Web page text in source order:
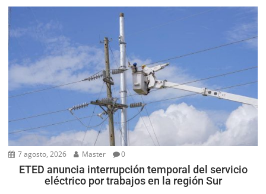
7 agosto, 2026 Master 0
ETED anuncia interrupción temporal del servicio
eléctrico por trabajos en la región Sur